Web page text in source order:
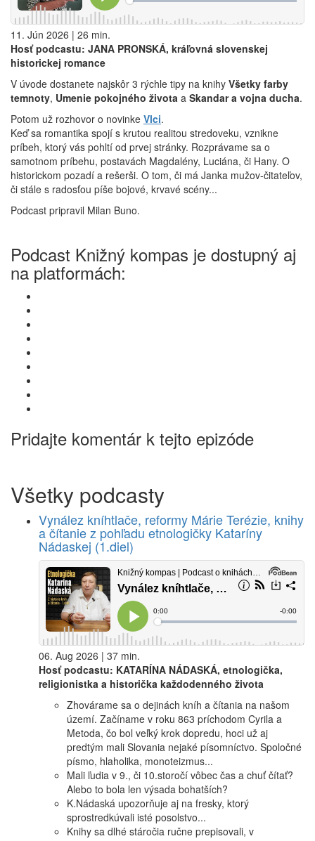
11. Jún 2026 | 26 min.
Hosť podcastu: JANA PRONSKÁ, kráľovná slovenskej
historickej romance
V úvode dostanete najskôr 3 rýchle tipy na knihy Všetky farby
temnoty, Umenie pokojného života a Skandar a vojna ducha.
Potom už rozhovor o novinke Vlci.
Keď sa romantika spojí s krutou realitou stredoveku, vznikne
príbeh, ktorý vás pohltí od prvej stránky. Rozprávame sa o
samotnom príbehu, postavách Magdalény, Luciána, či Hany. O
historickom pozadí a rešerši. O tom, či má Janka mužov-čitateľov,
či stále s radosťou píše bojové, krvavé scény...
Podcast pripravil Milan Buno.
Podcast Knižný kompas je dostupný aj
na platformách:
Pridajte komentár k tejto epizóde
Všetky podcasty
Vynález kníhtlače, reformy Márie Terézie, knihy
a čítanie z pohľadu etnologičky Kataríny
Nádaskej (1.diel)
06. Aug 2026 | 37 min.
Hosť podcastu: KATARÍNA NÁDASKÁ, etnologička,
religionistka a historička každodenného života
Zhovárame sa o dejinách kníh a čítania na našom
území. Začíname v roku 863 príchodom Cyrila a
Metoda, čo bol veľký krok dopredu, hoci už aj
predtým mali Slovania nejaké písomníctvo. Spoločné
písmo, hlaholika, monoteizmus...
Mali ľudia v 9., či 10.storočí vôbec čas a chuť čítať?
Alebo to bola len výsada bohatších?
K.Nádaská upozorňuje aj na fresky, ktorý
sprostredkúvali isté posolstvo...
Knihy sa dlhé stáročia ručne prepisovali, v